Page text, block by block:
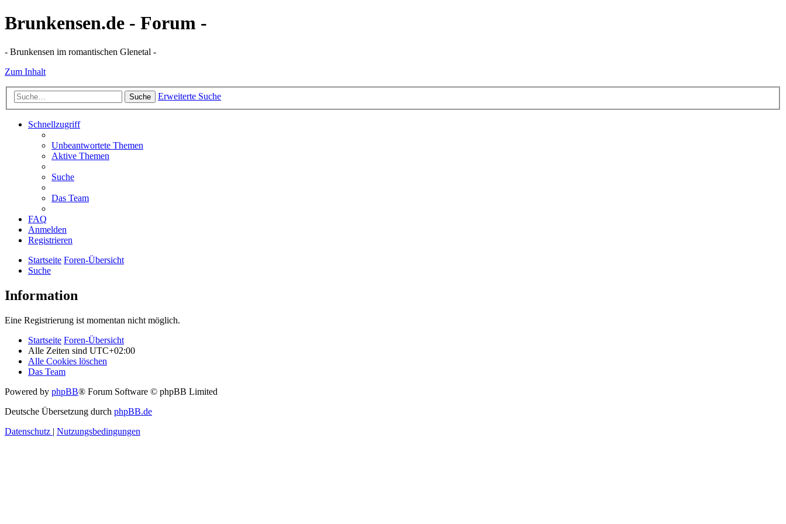
Brunkensen.de - Forum -
- Brunkensen im romantischen Glenetal -
Zum Inhalt
Suche Erweiterte Suche
Schnellzugriff
Unbeantwortete Themen
Aktive Themen
Suche
Das Team
FAQ
Anmelden
Registrieren
Startseite Foren-Übersicht
Suche
Information
Eine Registrierung ist momentan nicht möglich.
Startseite Foren-Übersicht
Alle Zeiten sind UTC+02:00
Alle Cookies löschen
Das Team
Powered by phpBB® Forum Software © phpBB Limited
Deutsche Übersetzung durch phpBB.de
Datenschutz | Nutzungsbedingungen